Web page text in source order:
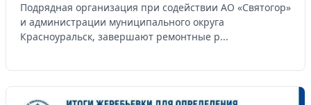
Подрядная организация при содействии АО «Святогор»
и администрации муниципального округа
Красноуральск, завершают ремонтные р...